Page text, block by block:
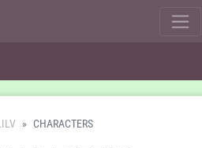
CHARACTERS